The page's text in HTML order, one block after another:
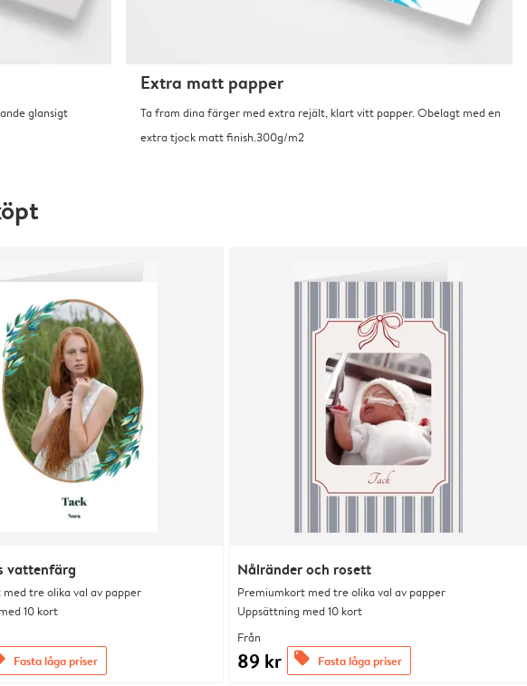
glansigt
Extra matt papper
Ta fram dina färger med extra rejält, klart vitt papper. Obelagt med en
extra tjock matt finish.300g/m2
vattenfärg
tre olika val av papper
10 kort
Fasta låga priser
Nålränder och rosett
Premiumkort med tre olika val av papper
Uppsättning med 10 kort
Från
89 kr offers Fasta låga priser